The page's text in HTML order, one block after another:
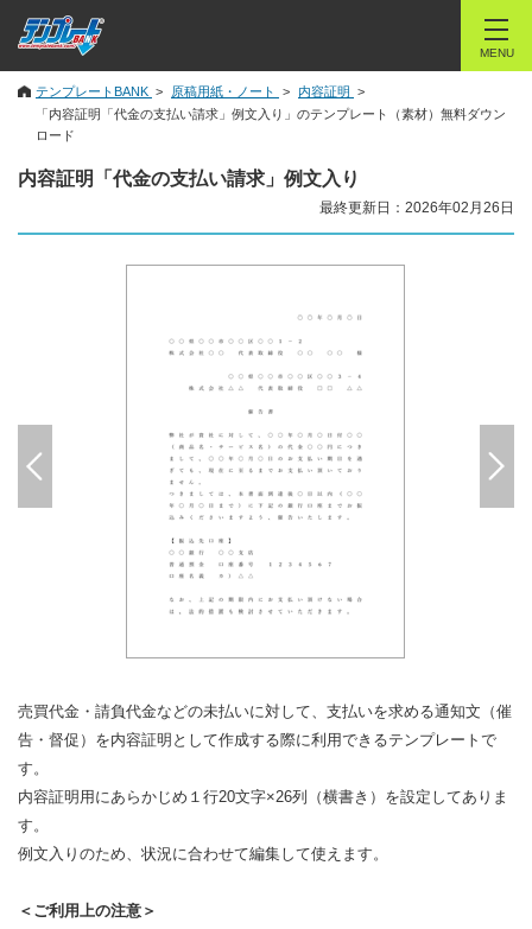
MENU
テンプレートBANK 原稿用紙・ノート
内容証明
「内容証明「代金の支払い請求」例文入り」のテンプレート（素材）無料ダウン
ロード
内容証明「代金の支払い請求」例文入り
最終更新日：2026年02月26日
売買代金・請負代金などの未払いに対して、支払いを求める通知文（催
告・督促）を内容証明として作成する際に利用できるテンプレートで
す。
内容証明用にあらかじめ１行20文字×26列（横書き）を設定してありま
す。
例文入りのため、状況に合わせて編集して使えます。
＜ご利用上の注意＞